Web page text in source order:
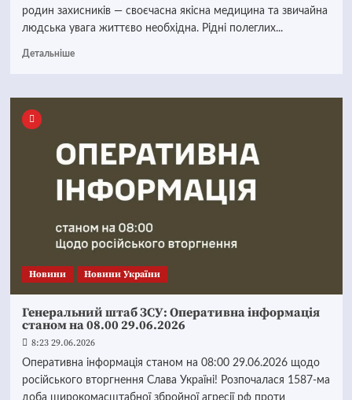
родин захисників — своєчасна якісна медицина та звичайна
людська увага життєво необхідна. Рідні полеглих...
Детальніше
Новини Новини України
Генеральний штаб ЗСУ: Оперативна інформація
станом на 08.00 29.06.2026
8:23 29.06.2026
Оперативна інформація станом на 08:00 29.06.2026 щодо
російського вторгнення Слава Україні! Розпочалася 1587-ма
доба широкомасштабної збройної агресії рф проти